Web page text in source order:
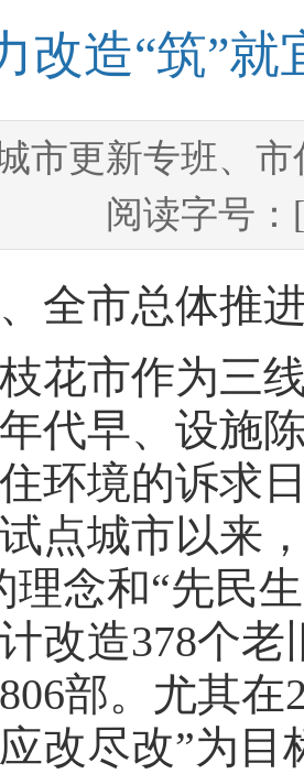
改造“筑”就
市更新专班、市
阅读字号
市总体推
市作为三线
代早、设施
环境的诉求
点城市以来
理念和“先民
改造378个
部。尤其在
应改尽改”为